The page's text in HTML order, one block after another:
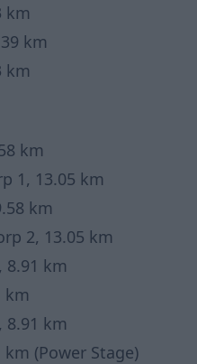
km
km
km
km
1, 13.05 km
km
2, 13.05 km
8.91 km
km
8.91 km
km (Power Stage)